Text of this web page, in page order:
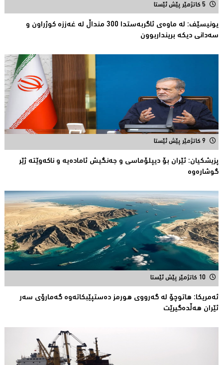
5 کاتژمێر پێش ئێستا
یونیسێف: لە ماوەی ئاگربەستدا 300 منداڵ لە غەززە كوژراون و
سەدانی دیكە برینداربوون
9 کاتژمێر پێش ئێستا
پزیشكیان: ئێران بۆ دیپلۆماسی و جەنگیش ئامادەیە و ناکەوێتە ژێر
گوشارەوە
10 کاتژمێر پێش ئێستا
ئەمریكا: هاتوچۆ لە گەرووی هورمز دەستپێبكاتەوە گەمارۆی سەر
ئێران هەڵدەگیرێت